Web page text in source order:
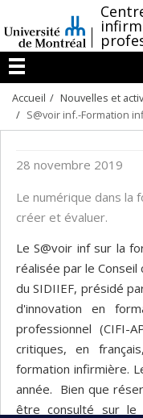
au
contenu
/
Menu
Accueil Nouvelles et
S@voir inf.-Formation
28 novembre 2019
Le numérique dans la
créer et évaluer.
Le S@voir inf sur la
réalisée par le
du SIDIIEF, présidé
d'innovation en
professionnel (CIFI-
critiques, en
formation infirmière.
année. Bien que
être consulté sur le